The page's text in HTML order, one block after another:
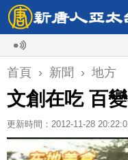
首頁 › 新聞 › 地方
文創在吃 百
更新時間：2012-11-28